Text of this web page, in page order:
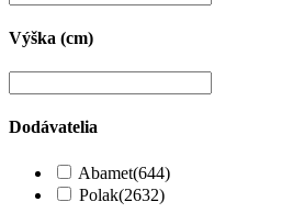
Výška (cm)
Dodávatelia
Abamet(644)
Polak(2632)